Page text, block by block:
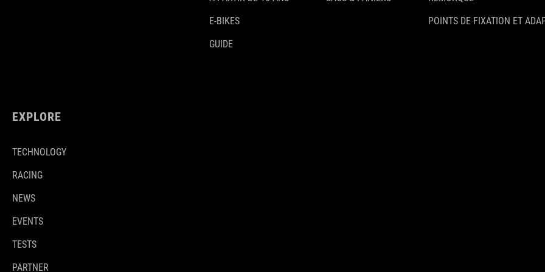
E-BIKES
GUIDE
POINTS DE FIXATION ET
EXPLORE
TECHNOLOGY
RACING
NEWS
EVENTS
TESTS
PARTNER